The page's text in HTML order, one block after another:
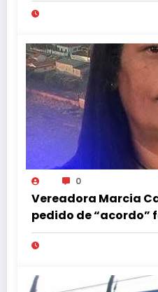
0
Vereadora Marcia
pedido de “acordo”
institucional